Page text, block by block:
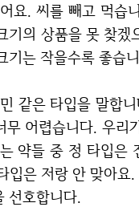
의 상품을 못 찾겠
기는 작을수록 좋습
어렵습니다. 우리
약들 중 정 타입은
은 저랑 안 맞아요
선호합니다.